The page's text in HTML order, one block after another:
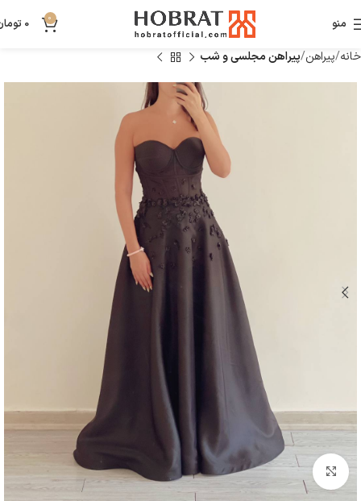
منو 0
0
خانه پیراهن پیراهن مجلسی و شب
بزرگنمایی تصویر